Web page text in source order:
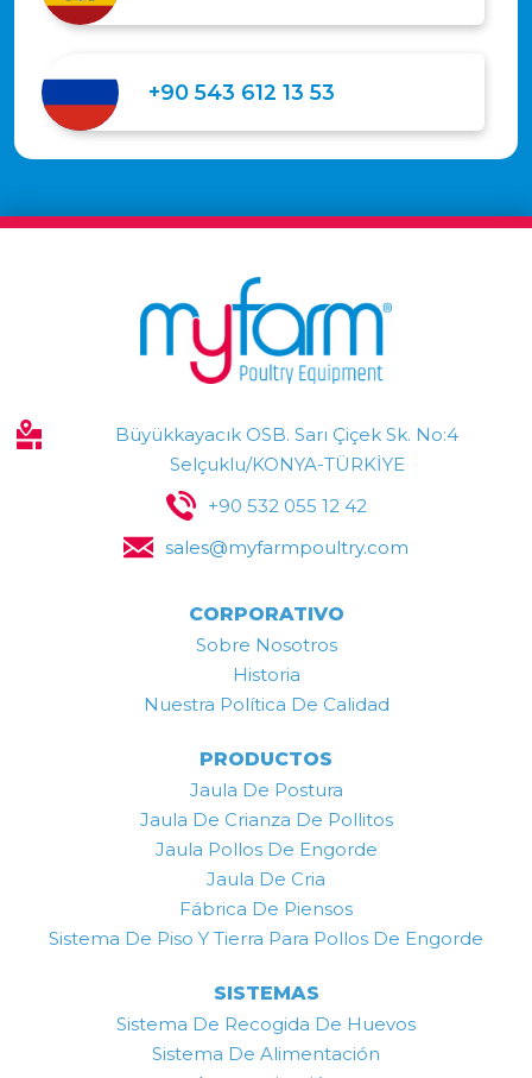
+90 543 612 13 53
Büyükkayacık OSB. Sarı Çiçek Sk. No:4
Selçuklu/KONYA-TÜRKİYE
+90 532 055 12 42
sales@myfarmpoultry.com
CORPORATIVO
Sobre Nosotros
Historia
Nuestra Política De Calidad
PRODUCTOS
Jaula De Postura
Jaula De Crianza De Pollitos
Jaula Pollos De Engorde
Jaula De Cria
Fábrica De Piensos
Sistema De Piso Y Tierra Para Pollos De Engorde
SISTEMAS
Sistema De Recogida De Huevos
Sistema De Alimentación